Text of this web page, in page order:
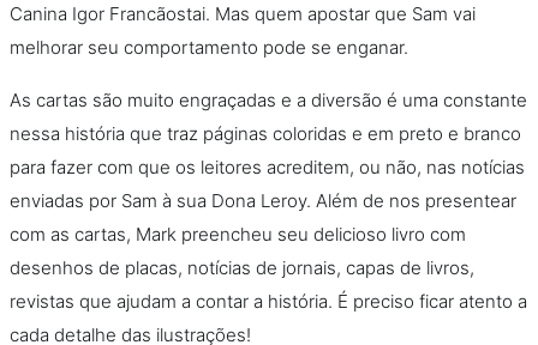
Canina Igor Francãostai. Mas quem apostar que Sam vai
melhorar seu comportamento pode se enganar.
As cartas são muito engraçadas e a diversão é uma constante
nessa história que traz páginas coloridas e em preto e branco
para fazer com que os leitores acreditem, ou não, nas notícias
enviadas por Sam à sua Dona Leroy. Além de nos presentear
com as cartas, Mark preencheu seu delicioso livro com
desenhos de placas, notícias de jornais, capas de livros,
revistas que ajudam a contar a história. É preciso ficar atento a
cada detalhe das ilustrações!